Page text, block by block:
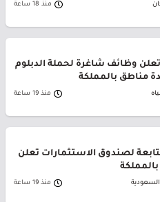
منذ 18 ساعة
وظائف شاغرة لحملة الدبلوم
مناطق بالمملكة
منذ 19 ساعة
لصندوق الاستثمارات تعلن
منذ 19 ساعة